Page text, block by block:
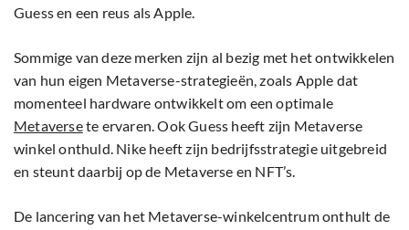
Guess en een reus als Apple.
Sommige van deze merken zijn al bezig met het ontwikkelen
van hun eigen Metaverse-strategieën, zoals Apple dat
momenteel hardware ontwikkelt om een optimale
Metaversete ervaren. Ook Guess heeft zijn Metaverse
winkel onthuld. Nike heeft zijn bedrijfsstrategie uitgebreid
en steunt daarbij op de Metaverse en NFT’s.
De lancering van het Metaverse-winkelcentrum onthult de